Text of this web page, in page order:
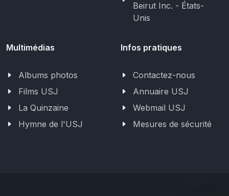
Beirut Inc. - États-
Unis
Multimédias
Albums photos
Films USJ
La Quinzaine
Hymne de l'USJ
Infos pratiques
Contactez-nous
Annuaire USJ
Webmail USJ
Mesures de sécurité